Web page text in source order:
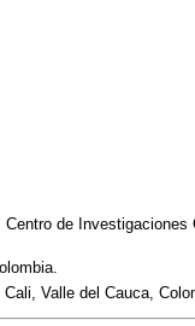
de Investigaciones
Valle del Cauca,